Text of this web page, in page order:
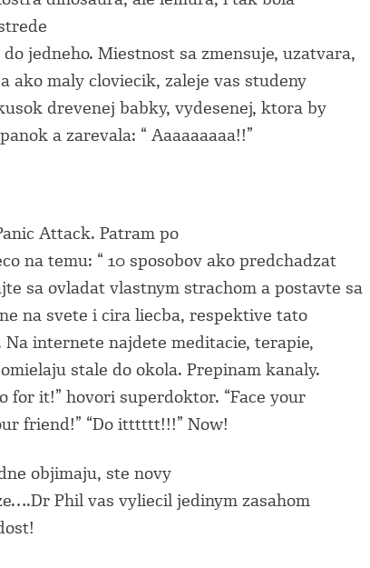
jedneho. Miestnost sa zmensuje, uzatvara,
ako maly cloviecik, zaleje vas studeny
drevenej babky, vydesenej, ktora by
a zarevala: “ Aaaaaaaaa!!”
Attack. Patram po
na temu: “ 10 sposobov ako predchadzat
sa ovladat vlastnym strachom a postavte sa
na svete i cira liecba, respektive tato
internete najdete meditacie, terapie,
stale do okola. Prepinam kanaly.
for it!” hovori superdoktor. “Face your
friend!” “Do itttttt!!!” Now!
objimaju, ste novy
Phil vas vyliecil jedinym zasahom